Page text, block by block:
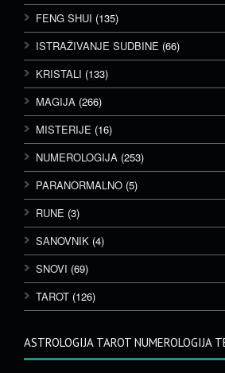
FENG SHUI (135)
ISTRAŽIVANJE SUDBINE (66)
KRISTALI (133)
MAGIJA (266)
MISTERIJE (16)
NUMEROLOGIJA (253)
PARANORMALNO (5)
RUNE (3)
SANOVNIK (4)
SNOVI (69)
TAROT (126)
ASTROLOGIJA TAROT NUMEROLOGIJA